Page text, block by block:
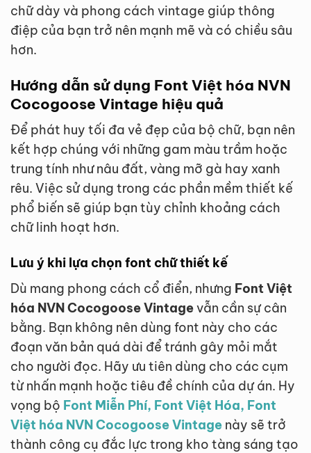
chữ dày và phong cách vintage giúp thông
điệp của bạn trở nên mạnh mẽ và có chiều sâu
hơn.
Hướng dẫn sử dụng Font Việt hóa NVN
Cocogoose Vintage hiệu quả
Để phát huy tối đa vẻ đẹp của bộ chữ, bạn nên
kết hợp chúng với những gam màu trầm hoặc
trung tính như nâu đất, vàng mỡ gà hay xanh
rêu. Việc sử dụng trong các phần mềm thiết kế
phổ biến sẽ giúp bạn tùy chỉnh khoảng cách
chữ linh hoạt hơn.
Lưu ý khi lựa chọn font chữ thiết kế
Dù mang phong cách cổ điển, nhưng Font Việt
hóa NVN Cocogoose Vintagevẫn cần sự cân
bằng. Bạn không nên dùng font này cho các
đoạn văn bản quá dài để tránh gây mỏi mắt
cho người đọc. Hãy ưu tiên dùng cho các cụm
từ nhấn mạnh hoặc tiêu đề chính của dự án. Hy
vọng bộ Font Miễn Phí, Font Việt Hóa, Font
Việt hóa NVN Cocogoose Vintage này sẽ trở
thành công cụ đắc lực trong kho tàng sáng tạo